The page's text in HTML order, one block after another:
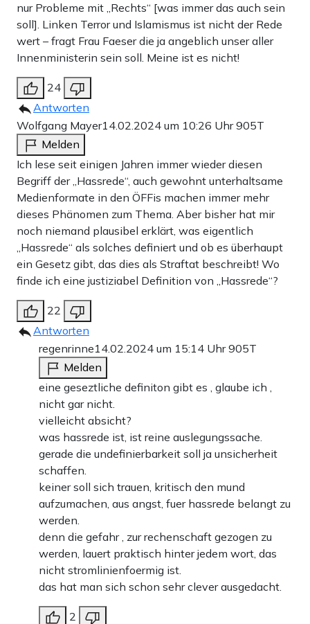
nur Probleme mit „Rechts“ [was immer das auch sein
soll]. Linken Terror und Islamismus ist nicht der Rede
wert – fragt Frau Faeser die ja angeblich unser aller
Innenministerin sein soll. Meine ist es nicht!
24
Antworten
Wolfgang Mayer14.02.2024 um 10:26 Uhr905T
Melden
Ich lese seit einigen Jahren immer wieder diesen
Begriff der „Hassrede“, auch gewohnt unterhaltsame
Medienformate in den ÖFFis machen immer mehr
dieses Phänomen zum Thema. Aber bisher hat mir
noch niemand plausibel erklärt, was eigentlich
„Hassrede“ als solches definiert und ob es überhaupt
ein Gesetz gibt, das dies als Straftat beschreibt! Wo
finde ich eine justiziabel Definition von „Hassrede“?
22
Antworten
regenrinne14.02.2024 um 15:14 Uhr905T
Melden
eine geseztliche definiton gibt es , glaube ich ,
nicht gar nicht.
vielleicht absicht?
was hassrede ist, ist reine auslegungssache.
gerade die undefinierbarkeit soll ja unsicherheit
schaffen.
keiner soll sich trauen, kritisch den mund
aufzumachen, aus angst, fuer hassrede belangt zu
werden.
denn die gefahr , zur rechenschaft gezogen zu
werden, lauert praktisch hinter jedem wort, das
nicht stromlinienfoermig ist.
das hat man sich schon sehr clever ausgedacht.
2